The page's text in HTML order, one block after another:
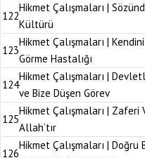
122
Hikmet Çalışmaları |
Kültürü
123
Hikmet Çalışmaları |
Görme Hastalığı
124
Hikmet Çalışmaları |
ve Bize Düşen Görev
125
Hikmet Çalışmaları | Zaferi
Allah’tır
126
Hikmet Çalışmaları | Doğru